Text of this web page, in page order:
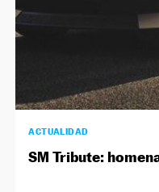
ACTUALIDAD
SM Tribute: